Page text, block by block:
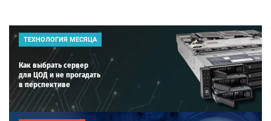
ТЕХНОЛОГИЯ МЕСЯЦА
Как выбрать сервер
для ЦОД и не прогадать
в перспективе